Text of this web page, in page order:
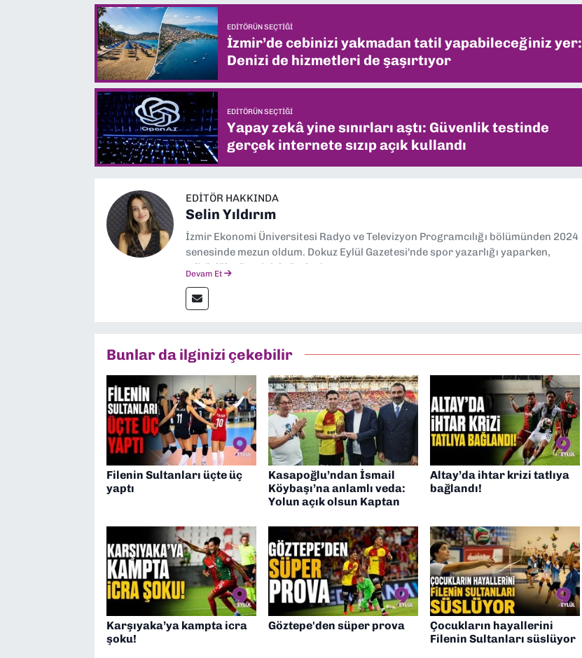
EDITÖRÜN SEÇTIĞI
İzmir’de cebinizi yakmadan tatil yapabileceğiniz yer:
Denizi de hizmetleri de şaşırtıyor
EDITÖRÜN SEÇTIĞI
Yapay zekâ yine sınırları aştı: Güvenlik testinde
gerçek internete sızıp açık kullandı
EDITÖR HAKKINDA
Selin Yıldırım
İzmir Ekonomi Üniversitesi Radyo ve Televizyon Programcılığı bölümünden 2024
senesinde mezun oldum. Dokuz Eylül Gazetesi'nde spor yazarlığı yaparken,
editörlük görevini de üstleniyorum.
Devam Et
Bunlar da ilginizi çekebilir
Filenin Sultanları üçte üç
yaptı
Kasapoğlu’ndan İsmail
Köybaşı’na anlamlı veda:
Yolun açık olsun Kaptan
Altay’da ihtar krizi tatlıya
bağlandı!
Karşıyaka’ya kampta icra
şoku!
Göztepe'den süper prova
Çocukların hayallerini
Filenin Sultanları süslüyor